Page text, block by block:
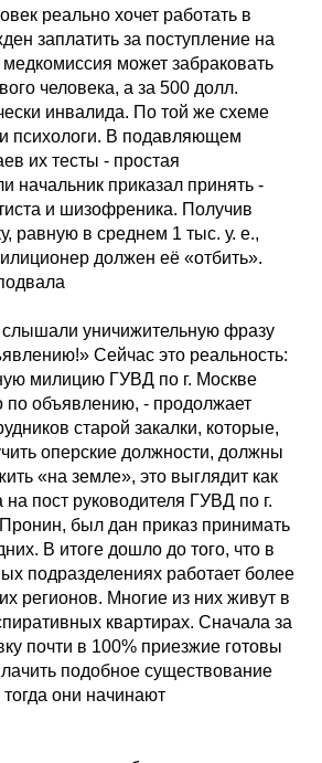
реально хочет работать в
заплатить за поступление на
может забраковать
человека, а за 500 долл.
инвалида. По той же схеме
психологи. В подавляющем
их тесты - простая
начальник приказал принять -
и шизофреника. Получив
равную в среднем 1 тыс. у. е.,
должен её «отбить».
уничижительную фразу
Сейчас это реальность:
милицию ГУВД по г. Москве
объявлению, - продолжает
старой закалки, которые,
оперские должности, должны
«на земле», это выглядит как
на пост руководителя ГУВД по г.
был дан приказ принимать
В итоге дошло до того, что в
подразделениях работает более
регионов. Многие из них живут в
квартирах. Сначала за
почти в 100% приезжие готовы
подобное существование
тогда они начинают